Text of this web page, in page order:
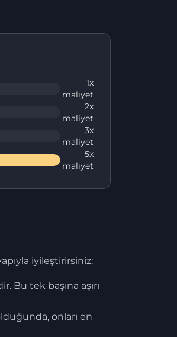
1x
maliyet
2x
maliyet
3x
maliyet
5x
maliyet
iyileştirirsiniz:
Bu tek başına aşırı
onları en